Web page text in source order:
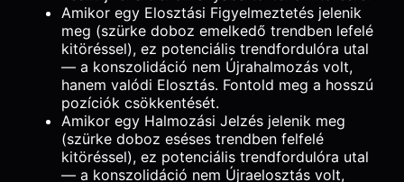
Amikor egy Elosztási Figyelmeztetés jelenik
meg (szürke doboz emelkedő trendben lefelé
kitöréssel), ez potenciális trendfordulóra utal
— a konszolidáció nem Újrahalmozás volt,
hanem valódi Elosztás. Fontold meg a hosszú
pozíciók csökkentését.
Amikor egy Halmozási Jelzés jelenik meg
(szürke doboz eséses trendben felfelé
kitöréssel), ez potenciális trendfordulóra utal
— a konszolidáció nem Újraelosztás volt,